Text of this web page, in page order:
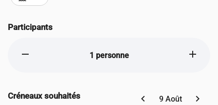
Participants
remove 1 personne add
Créneaux souhaités chevron_left 9 Août chevron_right